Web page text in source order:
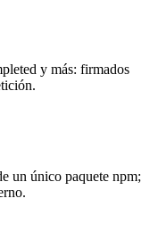
y más: firmados
un único paquete npm;